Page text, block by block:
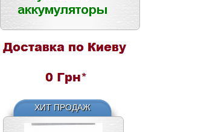
ХИТ ПРОДАЖ
(Бош 0092S50040)
6СТ-61 R+